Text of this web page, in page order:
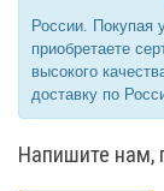
России. Покупая
приобретаете
высокого
доставку по
Напишите нам,